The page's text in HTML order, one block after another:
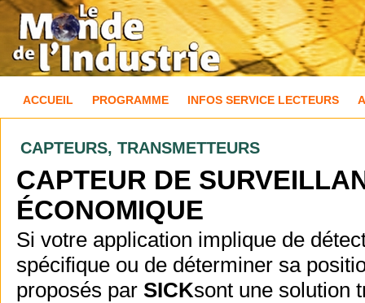
ACCUEIL PROGRAMME INFOS SERVICE LECTEURS
CAPTEURS, TRANSMETTEURS
CAPTEUR DE
ÉCONOMIQUE
Si votre application implique de
spécifique ou de déterminer sa
proposés par SICKsont une solution